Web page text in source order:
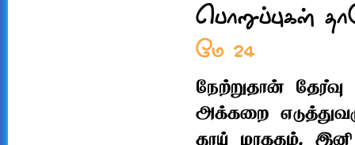
பொறுப்புகள்
மே 24
நேற்றுதான் தேர்வு
அக்கறை